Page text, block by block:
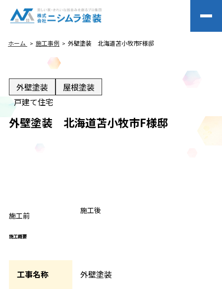
ホーム 施工事例 外壁塗装 北海道苫小牧市F様邸
外壁塗装
屋根塗装
戸建て住宅
外壁塗装 北海道苫小牧市F様邸
施工前
AFTER
施工後
施工概要
工事名称 外壁塗装